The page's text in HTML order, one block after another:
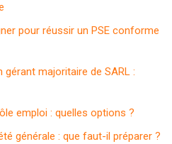
pour réussir un PSE conforme
majoritaire de SARL :
emploi : quelles options ?
générale : que faut-il préparer ?